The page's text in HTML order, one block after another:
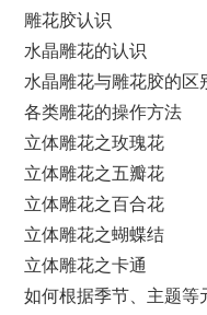
雕花胶认识
水晶雕花的认识
水晶雕花与雕花胶的区
各类雕花的操作方法
立体雕花之玫瑰花
立体雕花之五瓣花
立体雕花之百合花
立体雕花之蝴蝶结
立体雕花之卡通
如何根据季节、主题等